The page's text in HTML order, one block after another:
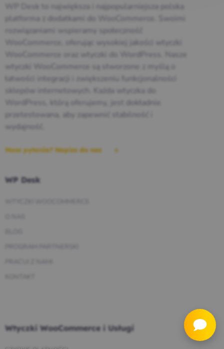
WP Desk to największa i najpopularniejsza polska
platforma z dodatkami do WooCommerce. Swoimi
rozwiązaniami wspieramy społeczność
WooCommerce, oferując wysokiej jakości wtyczki
WooCommerce oraz wtyczki do WordPress. Nasze
wtyczki WooCommerce są stworzone z myślą o
łatwości integracji i zwiększeniu funkcjonalności
sklepów internetowych. Każda wtyczka do
WordPress, którą oferujemy, jest dokładnie
przetestowana, aby zapewnić stabilność i
wydajność.
Masz pytania? Napisz do nas
WP Desk
Wtyczki WooCommerce i Usługi